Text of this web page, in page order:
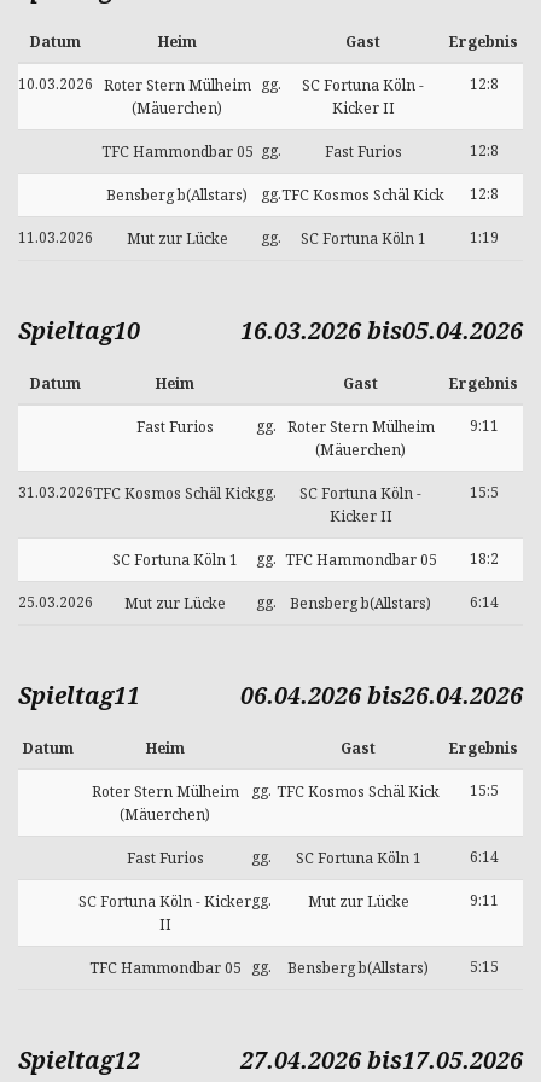
Datum Heim Gast Ergebnis
10.03.2026 Roter Stern Mülheim
(Mäuerchen)
gg.
SC Fortuna Köln -
Kicker II
12:8
TFC Hammondbar 05 gg. Fast Furios 12:8
Bensberg b(Allstars) gg.TFC Kosmos Schäl Kick 12:8
11.03.2026 Mut zur Lücke gg. SC Fortuna Köln 1 1:19
Spieltag10 16.03.2026 bis05.04.2026
Datum Heim Gast Ergebnis
Fast Furios gg. Roter Stern Mülheim
(Mäuerchen)
9:11
31.03.2026TFC Kosmos Schäl Kickgg.
SC Fortuna Köln -
Kicker II
15:5
SC Fortuna Köln 1 gg. TFC Hammondbar 05 18:2
25.03.2026 Mut zur Lücke gg. Bensberg b(Allstars) 6:14
Spieltag11 06.04.2026 bis26.04.2026
Datum Heim Gast Ergebnis
Roter Stern Mülheim
(Mäuerchen)
gg. TFC Kosmos Schäl Kick 15:5
Fast Furios gg. SC Fortuna Köln 1 6:14
SC Fortuna Köln - Kicker
II
gg. Mut zur Lücke 9:11
TFC Hammondbar 05 gg. Bensberg b(Allstars) 5:15
Spieltag12 27.04.2026 bis17.05.2026